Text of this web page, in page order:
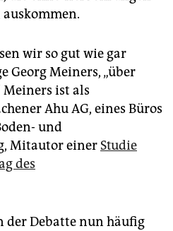
wir so gut wie gar
Georg Meiners, „über
Meiners ist als
Ahu AG, eines Büros
und
Mitautor einer Studie
des
der Debatte nun häufig